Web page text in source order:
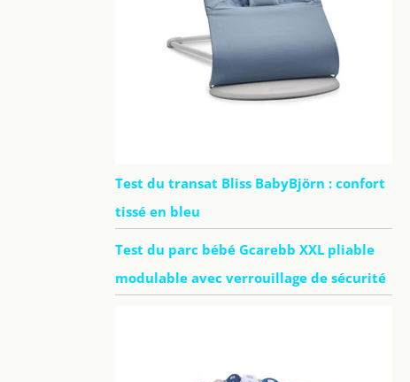
Test du transat Bliss BabyBjörn : confort
tissé en bleu
Test du parc bébé Gcarebb XXL pliable
modulable avec verrouillage de sécurité